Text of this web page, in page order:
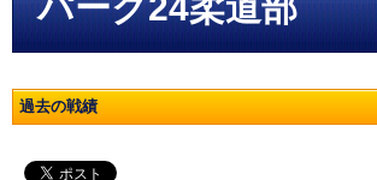
過去の戦績